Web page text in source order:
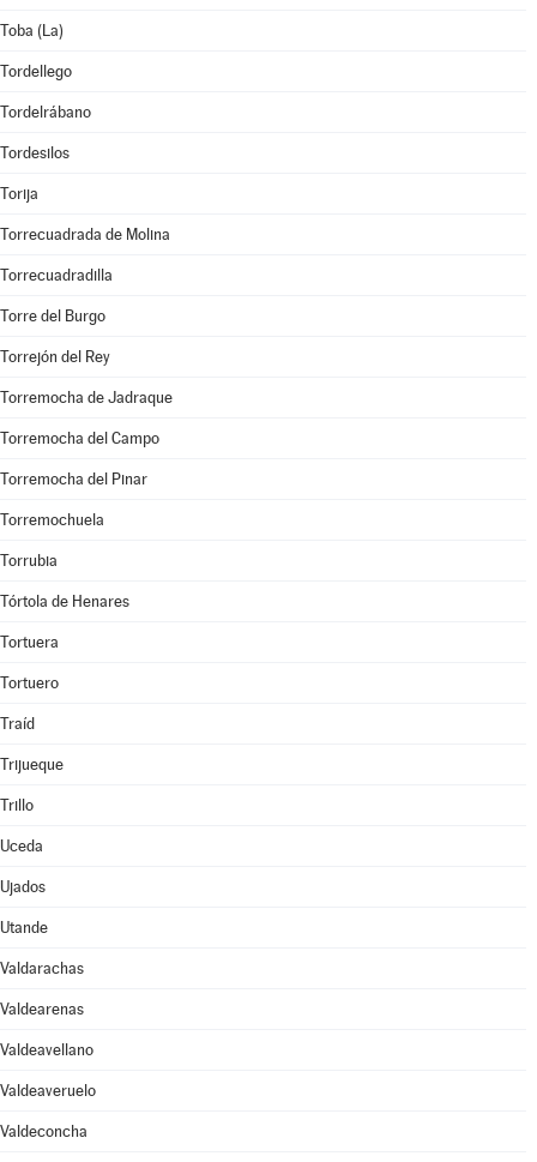
Toba (La)
Tordellego
Tordelrábano
Tordesilos
Torija
Torrecuadrada de Molina
Torrecuadradilla
Torre del Burgo
Torrejón del Rey
Torremocha de Jadraque
Torremocha del Campo
Torremocha del Pinar
Torremochuela
Torrubia
Tórtola de Henares
Tortuera
Tortuero
Traíd
Trijueque
Trillo
Uceda
Ujados
Utande
Valdarachas
Valdearenas
Valdeavellano
Valdeaveruelo
Valdeconcha